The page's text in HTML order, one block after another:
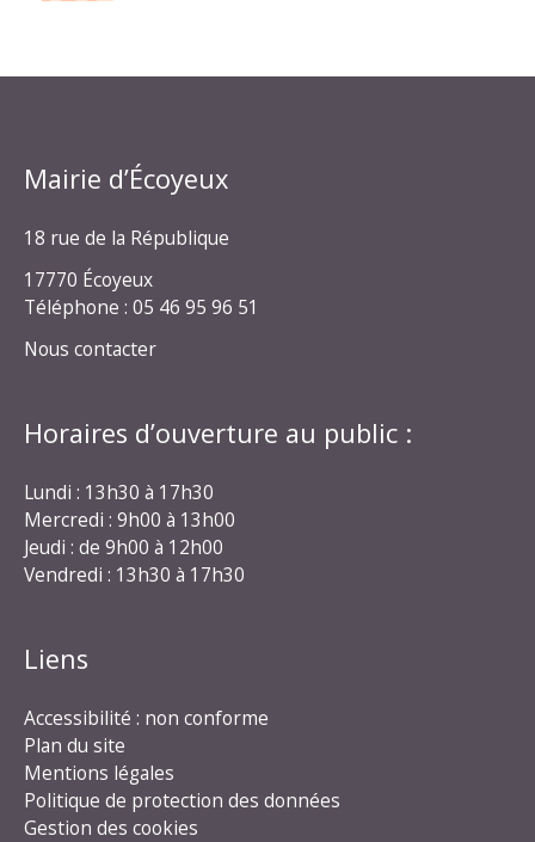
Mairie d’Écoyeux
18 rue de la République
17770 Écoyeux
Téléphone : 05 46 95 96 51
Nous contacter
Horaires d’ouverture au public :
Lundi : 13h30 à 17h30
Mercredi : 9h00 à 13h00
Jeudi : de 9h00 à 12h00
Vendredi : 13h30 à 17h30
Liens
Accessibilité : non conforme
Plan du site
Mentions légales
Politique de protection des données
Gestion des cookies